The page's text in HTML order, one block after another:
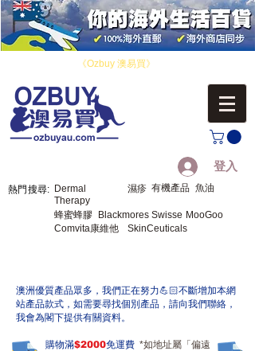
《Ozbuy 澳易買》
登入
熱門搜尋: Dermal
Therapy
濕疹 有機產品 魚油
蜂蜜蜂膠 Blackmores Swisse MooGoo
Comvita康維他
SkinCeuticals
​澳洲優質產品眾多，我們正在努力💪🏻不斷增加本網
站產品款式，如需要尋找個別產品，請向我們聯絡，
我會為閣下提供有關資料。
購物滿$2000免運費 *如地址屬「偏遠